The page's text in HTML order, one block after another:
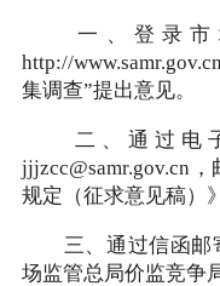
一、登录市场
http://
集调查”提出意见。
二、通过电子
jjjzcc@samr.gov.cn
规定（征求意见稿）
三、通过信函邮
场监管总局价监竞争